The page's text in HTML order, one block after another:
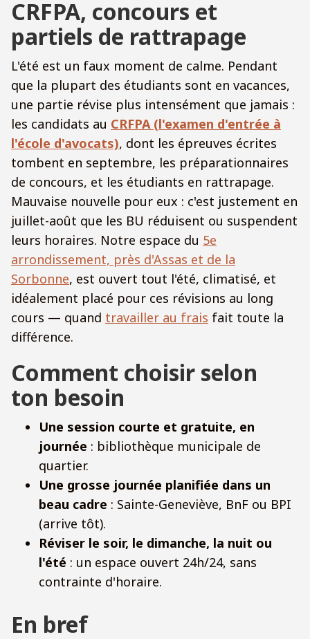
CRFPA, concours et
partiels de rattrapage
L'été est un faux moment de calme. Pendant
que la plupart des étudiants sont en vacances,
une partie révise plus intensément que jamais :
les candidats au CRFPA (l'examen d'entrée à
l'école d'avocats), dont les épreuves écrites
tombent en septembre, les préparationnaires
de concours, et les étudiants en rattrapage.
Mauvaise nouvelle pour eux : c'est justement en
juillet-août que les BU réduisent ou suspendent
leurs horaires. Notre espace du 5e
arrondissement, près d'Assas et de la
Sorbonne, est ouvert tout l'été, climatisé, et
idéalement placé pour ces révisions au long
cours — quand travailler au frais fait toute la
différence.
Comment choisir selon
ton besoin
Une session courte et gratuite, en
journée : bibliothèque municipale de
quartier.
Une grosse journée planifiée dans un
beau cadre : Sainte-Geneviève, BnF ou BPI
(arrive tôt).
Réviser le soir, le dimanche, la nuit ou
l'été : un espace ouvert 24h/24, sans
contrainte d'horaire.
En bref